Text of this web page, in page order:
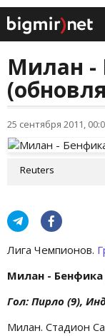
Милан -
25 сентября 2011,
Reuters
Лига Чемпионов.
Милан - Бенфика
Гол: Пирло (9),
Милан. Стадион